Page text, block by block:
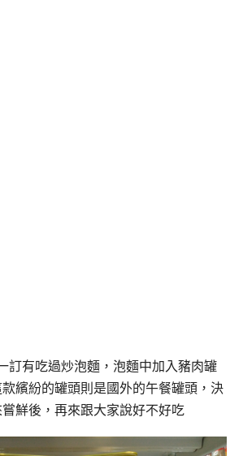
訂有吃過炒泡麵，泡麵中加入豬肉罐
繽紛的罐頭則是國外的午餐罐頭，決
鮮後，再來跟大家說好不好吃